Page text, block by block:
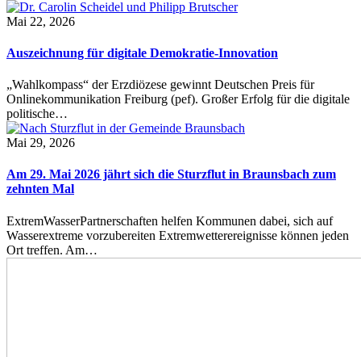
Mai 22, 2026
Auszeichnung für digitale Demokratie-Innovation
„Wahlkompass“ der Erzdiözese gewinnt Deutschen Preis für
Onlinekommunikation Freiburg (pef). Großer Erfolg für die digitale
politische…
Mai 29, 2026
Am 29. Mai 2026 jährt sich die Sturzflut in Braunsbach zum
zehnten Mal
ExtremWasserPartnerschaften helfen Kommunen dabei, sich auf
Wasserextreme vorzubereiten Extremwetterereignisse können jeden
Ort treffen. Am…